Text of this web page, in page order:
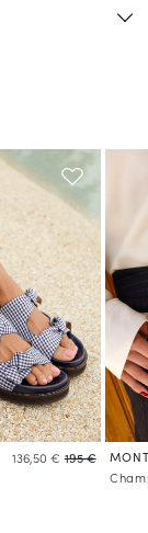
136,50 € 195 €